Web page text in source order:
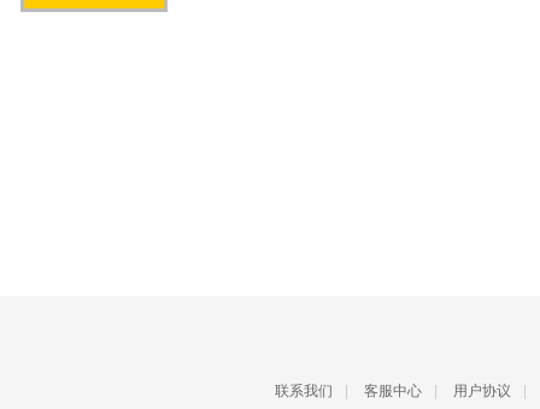
联系我们 客服中心 用户协议